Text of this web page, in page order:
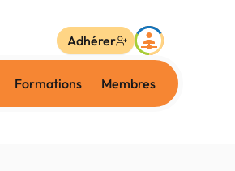
Formations Membres
Adhérer